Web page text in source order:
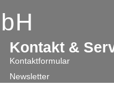
Kontakt &
Kontaktformular
Newsletter